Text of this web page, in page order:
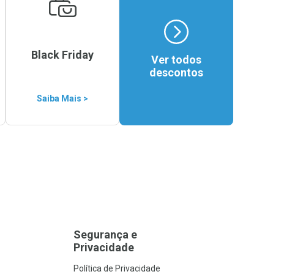
Black Friday
Saiba Mais >
Ver todos
descontos
Segurança e
Privacidade
Política de Privacidade